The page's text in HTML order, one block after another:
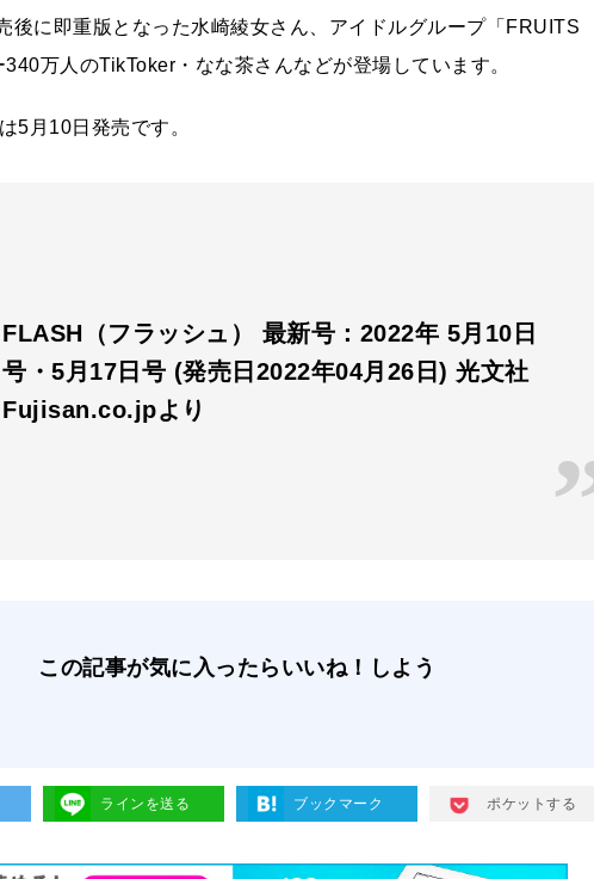
後に即重版となった水崎綾女さん、アイドルグループ「FRUITS
万人のTikToker・なな茶さんなどが登場しています。
5月10日発売です。
FLASH（フラッシュ） 最新号：2022年 5月10日
号・5月17日号 (発売日2022年04月26日) 光文社
Fujisan.co.jpより
この記事が気に入ったらいいね！しよう
ラインを送る ブックマーク ポケットする